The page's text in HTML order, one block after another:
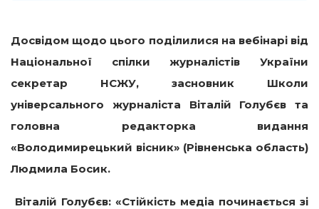
Досвідом щодо цього поділилися на вебінарі від
Національної спілки журналістів України
секретар НСЖУ, засновник Школи
універсального журналіста Віталій Голубєв та
головна редакторка видання
«Володимирецький вісник» (Рівненська область)
Людмила Босик.
Віталій Голубєв: «Стійкість медіа починається зі